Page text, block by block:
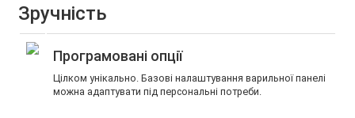
Зручність
Програмовані опції
Цілком унікально. Базові налаштування варильної панелі
можна адаптувати під персональні потреби.